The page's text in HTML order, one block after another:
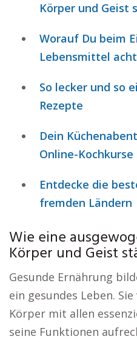
Körper und Geist
Worauf Du beim
Lebensmittel
So lecker und so
Rezepte
Dein
Online-Kochkurse
Entdecke die
fremden Ländern
Wie eine
Körper und Geist
Gesunde Ernährung
ein gesundes Leben.
Körper mit allen
seine Funktionen